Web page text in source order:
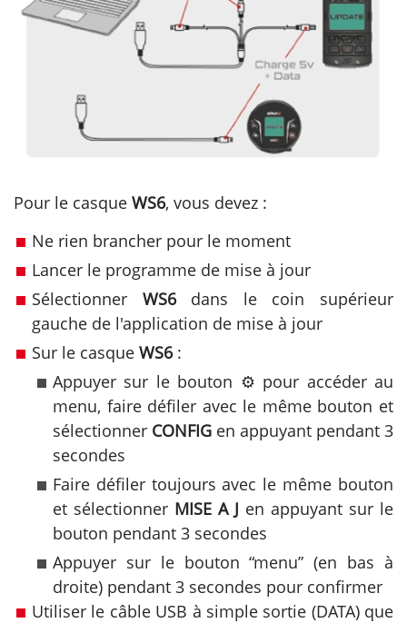
Pour le casque WS6, vous devez :
Ne rien brancher pour le moment
Lancer le programme de mise à jour
Sélectionner WS6dans le coin supérieur
gauche de l'application de mise à jour
Sur le casque WS6:
Appuyer sur le bouton ⚙️ pour accéder au
menu, faire défiler avec le même bouton et
sélectionner CONFIG en appuyant pendant 3
secondes
Faire défiler toujours avec le même bouton
et sélectionner MISE A J en appuyant sur le
bouton pendant 3 secondes
Appuyer sur le bouton “menu” (en bas à
droite) pendant 3 secondes pour confirmer
Utiliser le câble USB à simple sortie (DATA) que